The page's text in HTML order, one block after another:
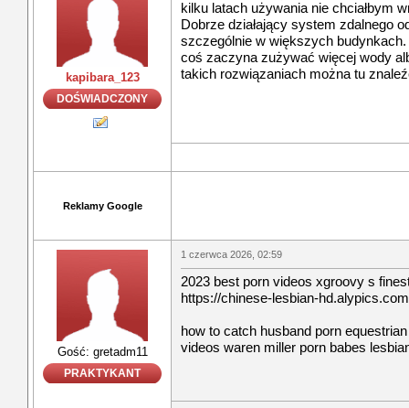
kapibara_123
DOŚWIADCZONY
kilku latach używania nie chciałbym
Dobrze działający system zdalnego
szczególnie w większych
coś zaczyna zużywać więcej wody
takich rozwiązaniach można tu
Reklamy Google
Gość: gretadm11
PRAKTYKANT
1 czerwca 2026, 02:59
2023 best porn videos xgroovy s
https://chinese-lesbian-
how to catch husband porn
videos waren miller porn babes